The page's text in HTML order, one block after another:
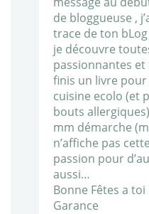
de bloggueuse ,
trace de ton
je découvre
passionnantes et
finis un livre
cuisine ecolo (et
bouts
mm démarche
n’affiche pas
passion pour
aussi…
Bonne Fêtes a
Garance